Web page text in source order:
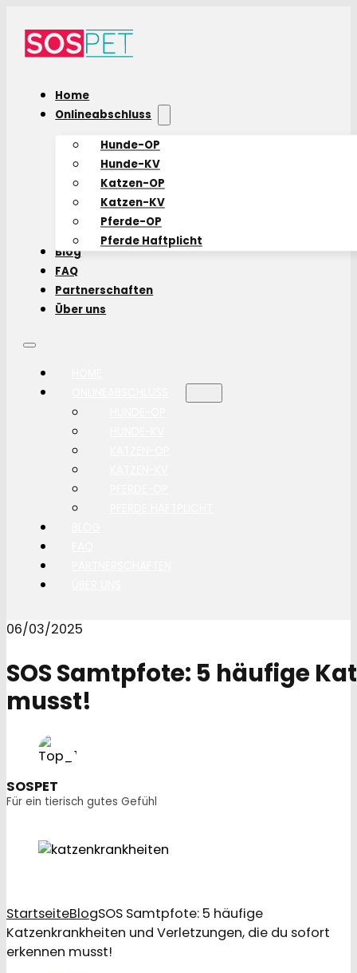
Home
Onlineabschluss
Hunde-OP
Hunde-KV
Katzen-OP
Katzen-KV
Pferde-OP
Pferde Haftplicht
Blog
FAQ
Partnerschaften
Über uns
06/03/2025
SOS Samtpfote: 5 häufige
musst!
SOSPET
Für ein tierisch gutes Gefühl
StartseiteBlogSOS Samtpfote: 5 häufige
Katzenkrankheiten und Verletzungen, die du sofort
erkennen musst!